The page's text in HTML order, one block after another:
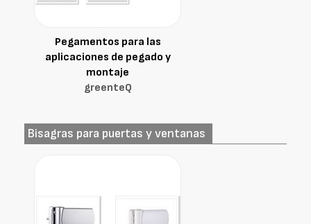
Pegamentos para las
aplicaciones de pegado y
montaje
greenteQ
Bisagras para puertas y ventanas